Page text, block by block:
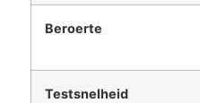
Beroerte
Testsnelheid